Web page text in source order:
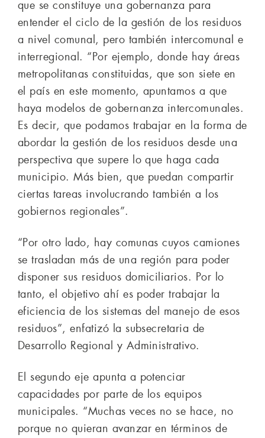
que se constituye una gobernanza para
entender el ciclo de la gestión de los residuos
a nivel comunal, pero también intercomunal e
interregional. “Por ejemplo, donde hay áreas
metropolitanas constituidas, que son siete en
el país en este momento, apuntamos a que
haya modelos de gobernanza intercomunales.
Es decir, que podamos trabajar en la forma de
abordar la gestión de los residuos desde una
perspectiva que supere lo que haga cada
municipio. Más bien, que puedan compartir
ciertas tareas involucrando también a los
gobiernos regionales”.
“Por otro lado, hay comunas cuyos camiones
se trasladan más de una región para poder
disponer sus residuos domiciliarios. Por lo
tanto, el objetivo ahí es poder trabajar la
eficiencia de los sistemas del manejo de esos
residuos”, enfatizó la subsecretaria de
Desarrollo Regional y Administrativo.
El segundo eje apunta a potenciar
capacidades por parte de los equipos
municipales. “Muchas veces no se hace, no
porque no quieran avanzar en términos de